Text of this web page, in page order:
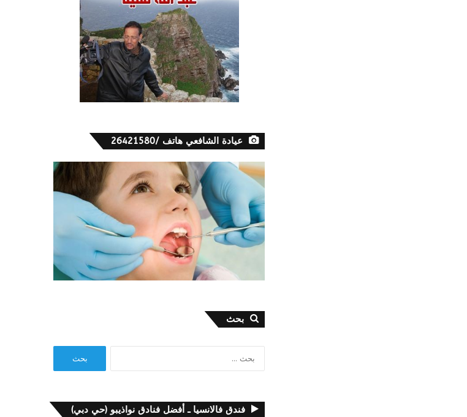
عيادة الشافعي هاتف /26421580
بحث
فندق فالانسيا ـ أفضل فنادق نواذيبو (حي دبي)